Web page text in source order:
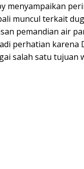
menyampaikan
muncul terkait
pemandian air
perhatian karena
salah satu tujuan